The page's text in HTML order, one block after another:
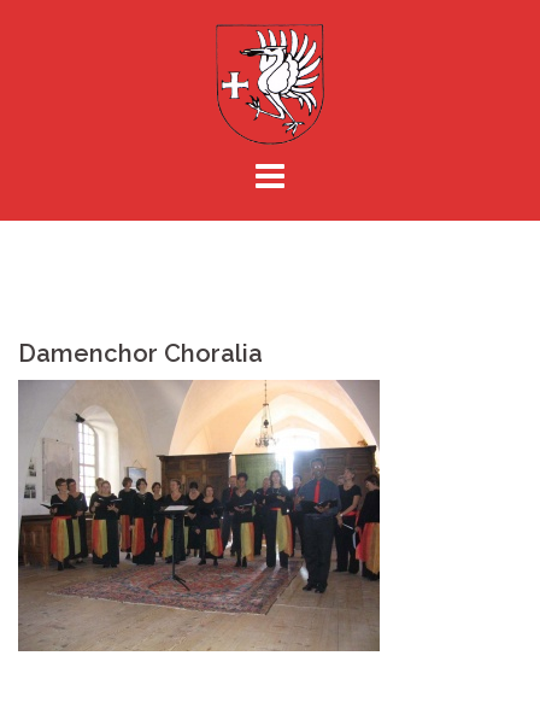
Damenchor Choralia